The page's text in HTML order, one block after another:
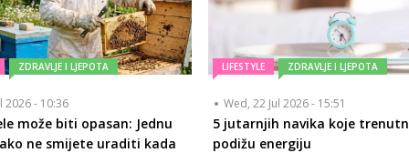
ZDRAVLJE I LJEPOTA
2026 - 10:36
može biti opasan: Jednu
ne smijete uraditi kada
LIFESTYLE ZDRAVLJE I LJEPOTA
Wed, 22 Jul 2026 - 15:51
5 jutarnjih navika koje
podižu energiju